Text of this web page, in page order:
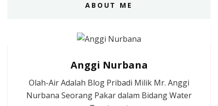
ABOUT ME
Anggi Nurbana
Olah-Air Adalah Blog Pribadi Milik Mr. Anggi
Nurbana Seorang Pakar dalam Bidang Water